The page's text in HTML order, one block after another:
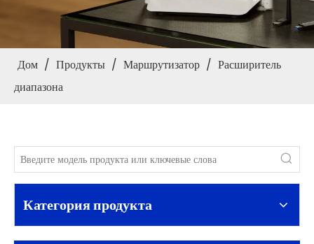
Дом / Продукты / Маршрутизатор / Расширитель
диапазона
Категория продукта